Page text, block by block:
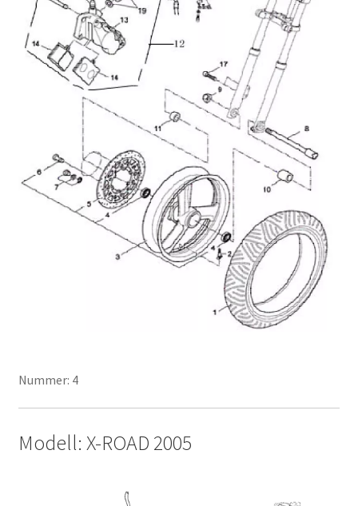
Nummer: 4
Modell: X-ROAD 2005